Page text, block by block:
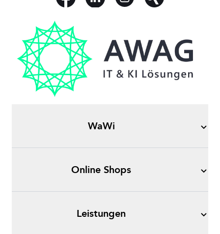
WaWi
Online Shops
Leistungen